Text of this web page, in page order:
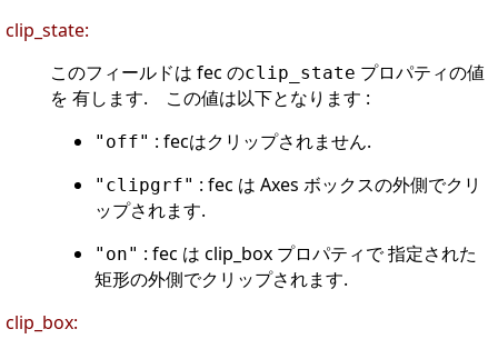
clip_state:
このフィールドは fec のclip_state プロパティの値
を 有します. この値は以下となります :
"off" : fecはクリップされません.
"clipgrf" : fec は Axes ボックスの外側でクリ
ップされます.
"on" : fec は clip_box プロパティで 指定された
矩形の外側でクリップされます.
clip_box: